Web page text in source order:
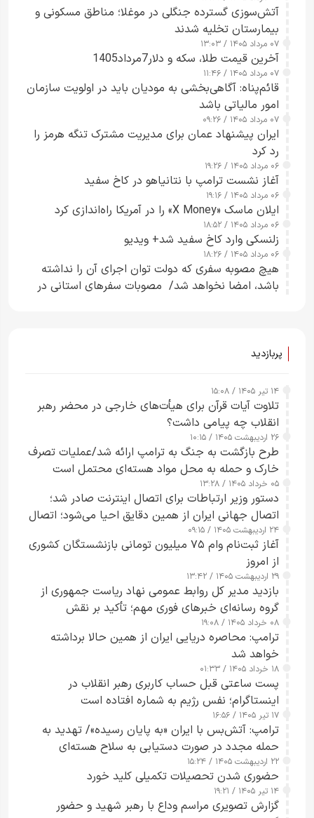
آتش‌سوزی گسترده جنگلی در موغلا؛ مناطق مسکونی و
بیمارستان تخلیه شدند
۰۷ مرداد ۱۴۰۵ / ۱۳:۰۳
آخرین قیمت طلا، سکه و دلار7مرداد1405
۰۷ مرداد ۱۴۰۵ / ۱۱:۴۶
قائم‌پناه: آگاهی‌بخشی به مودیان باید در اولویت سازمان
امور مالیاتی باشد
۰۷ مرداد ۱۴۰۵ / ۰۹:۲۶
ایران پیشنهاد عمان برای مدیریت مشترک تنگه هرمز را
رد کرد
۰۶ مرداد ۱۴۰۵ / ۱۹:۲۶
آغاز نشست ترامپ با نتانیاهو در کاخ سفید
۰۶ مرداد ۱۴۰۵ / ۱۹:۱۶
ایلان ماسک «X Money» را در آمریکا راه‌اندازی کرد
۰۶ مرداد ۱۴۰۵ / ۱۸:۵۲
زلنسکی وارد کاخ سفید شد+ ویدیو
۰۶ مرداد ۱۴۰۵ / ۱۸:۲۶
هیچ مصوبه سفری که دولت توان اجرای آن را نداشته
باشد، امضا نخواهد شد/ مصوبات سفرهای استانی در
پربازدید
۱۴ تیر ۱۴۰۵ / ۱۵:۰۸
تلاوت آیات قرآن برای هیأت‌های خارجی در محضر رهبر
انقلاب چه پیامی داشت؟
۲۶ اردیبهشت ۱۴۰۵ / ۱۰:۱۵
طرح‌ بازگشت به جنگ به ترامپ ارائه شد/عملیات تصرف
خارک و حمله به محل مواد هسته‌ای محتمل است
۰۵ خرداد ۱۴۰۵ / ۱۳:۲۸
دستور وزیر ارتباطات برای اتصال اینترنت صادر شد؛
اتصال جهانی ایران از همین دقایق احیا می‌شود؛ اتصال
کامل مردم تا ۲۴ ساعت آینده
۲۴ اردیبهشت ۱۴۰۵ / ۰۹:۱۵
آغاز ثبت‌نام وام ۷۵ میلیون تومانی بازنشستگان کشوری
از امروز
۲۹ اردیبهشت ۱۴۰۵ / ۱۳:۴۲
بازدید مدیر کل روابط عمومی نهاد ریاست جمهوری از
گروه رسانه‌ای خبرهای فوری مهم؛ تأکید بر نقش
رسانه‌های هوشمند و مسئول در ارتقای آگاهی عمومی
۰۸ خرداد ۱۴۰۵ / ۱۹:۰۸
ترامپ: محاصره دریایی ایران از همین حالا برداشته
خواهد شد
۱۸ خرداد ۱۴۰۵ / ۰۱:۳۳
پست ساعتی قبل حساب کاربری رهبر انقلاب در
اینستاگرام؛ نفس رژیم به شماره افتاده است​
۱۷ تیر ۱۴۰۵ / ۱۶:۵۶
ترامپ: آتش‌بس با ایران «به پایان رسیده»/ تهدید به
حمله مجدد در صورت دستیابی به سلاح هسته‌ای
۲۲ اردیبهشت ۱۴۰۵ / ۱۵:۲۴
حضوری شدن تحصیلات تکمیلی کلید خورد
۱۴ تیر ۱۴۰۵ / ۱۹:۲۱
گزارش تصویری مراسم وداع با رهبر شهید و حضور